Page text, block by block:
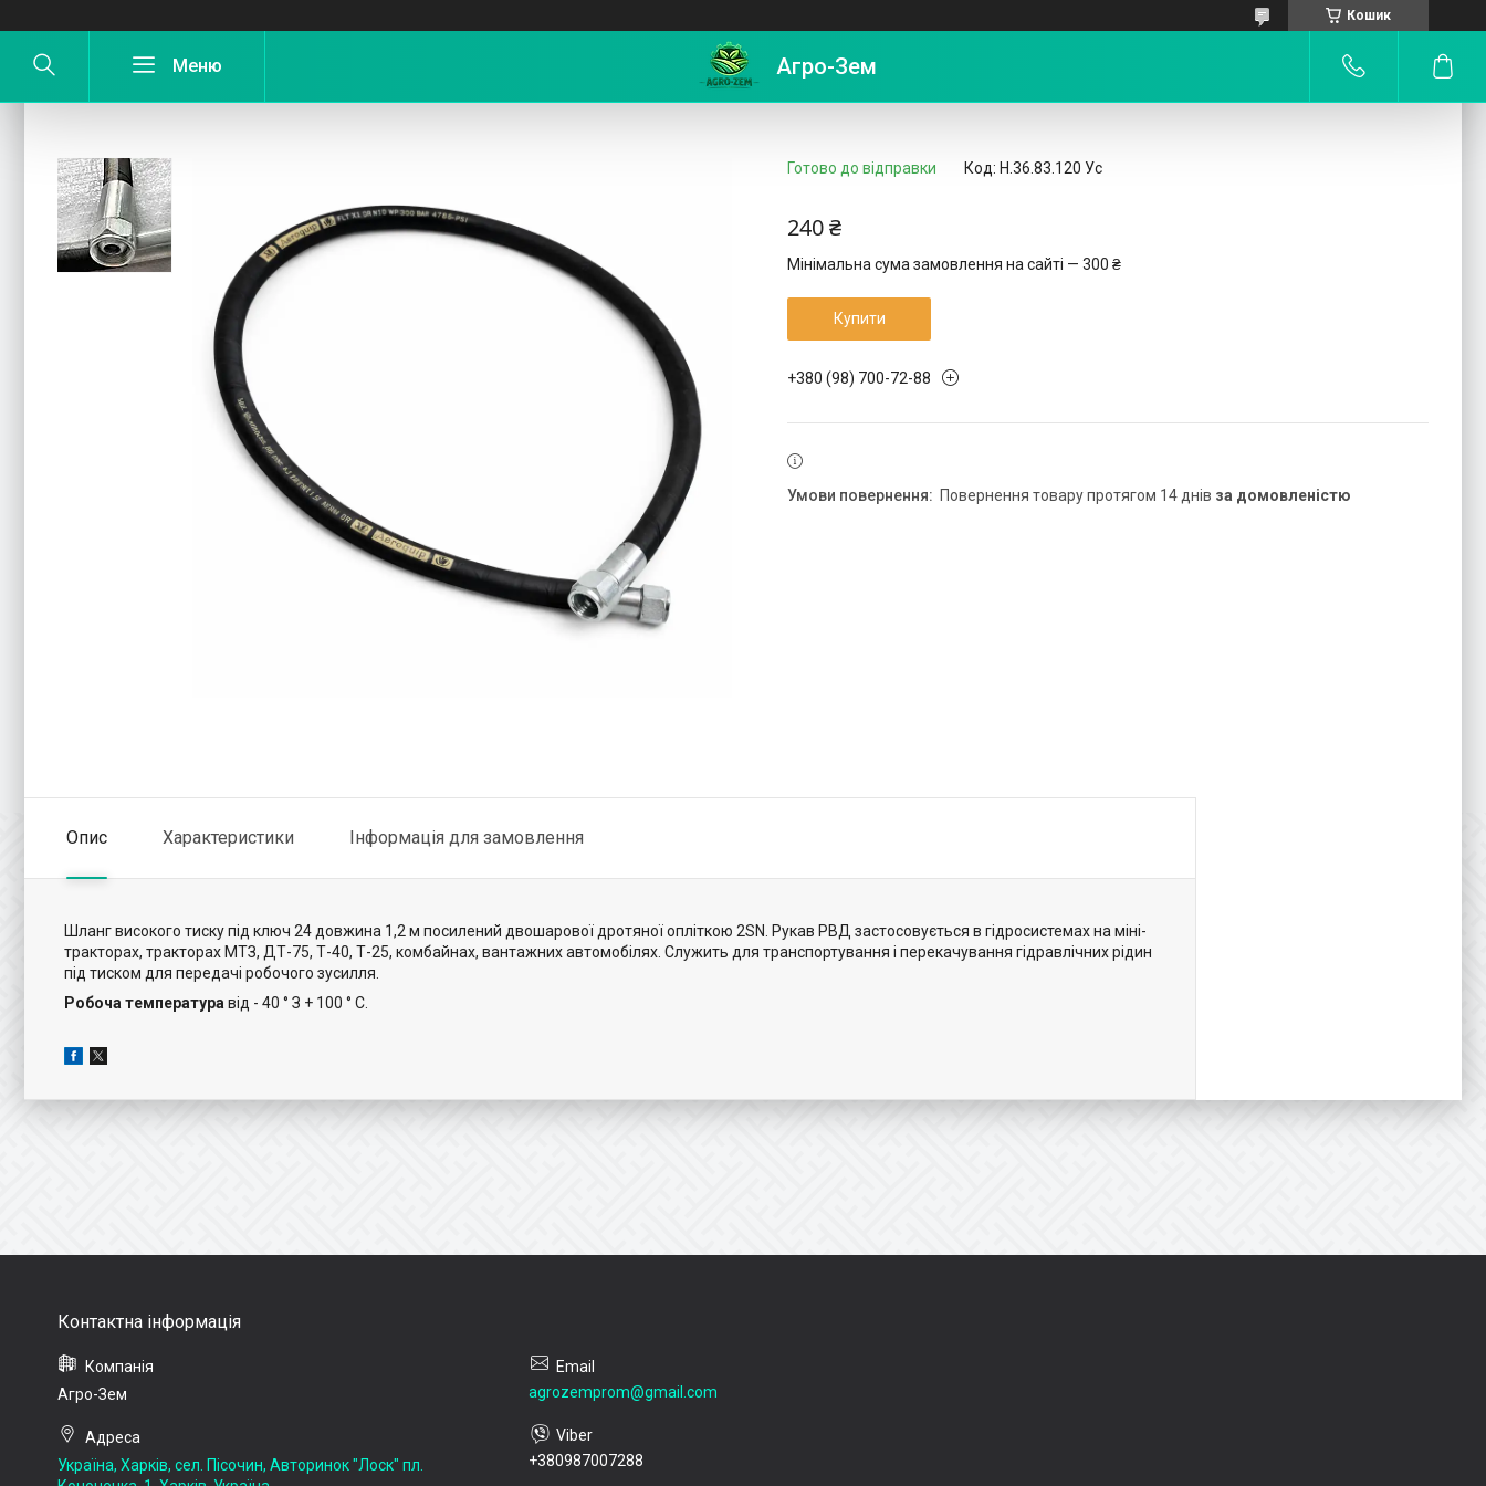
Кошик
Агро-Зем
Рукав високого тиску (РВД) під ключ 24 L = 1,2 (2SN) посилений
Готово до відправки Код: Н.36.83.120 Ус
240 ₴
Мінімальна сума замовлення на сайті — 300 ₴
Купити
+380 (98) 700-72-88
повернення товару протягом 14 днів за домовленістю
Опис Характеристики Інформація для замовлення
Шланг високого тиску під ключ 24 довжина 1,2 м посилений двошарової дротяної опліткою 2SN. Рукав РВД застосовується в гідросистемах на міні-
тракторах, тракторах МТЗ, ДТ-75, Т-40, Т-25, комбайнах, вантажних автомобілях. Служить для транспортування і перекачування гідравлічних рідин
під тиском для передачі робочого зусилля.
Робоча температура від - 40 ° З + 100 ° С.
Агро-Зем
Україна, Харків, сел. Пісочин, Авторинок "Лоск" пл.
agrozemprom@gmail.com
+380987007288